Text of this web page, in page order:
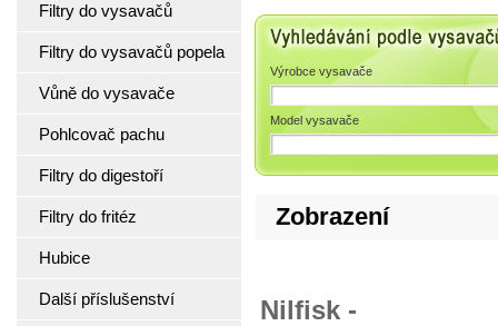
Vyhledávání podle
Výrobce vysavače
Model vysavače
Zobrazení
Nilfisk -
Filtry do vysavačů
Filtry do vysavačů popela
Vůně do vysavače
Pohlcovač pachu
Filtry do digestoří
Filtry do fritéz
Hubice
Další příslušenství